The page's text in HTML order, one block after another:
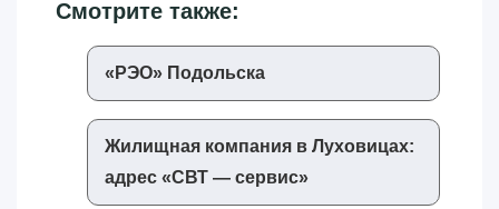
Смотрите также:
«‎РЭО»‎ Подольска
Жилищная компания в Луховицах:
адрес «‎СВТ — сервис»‎